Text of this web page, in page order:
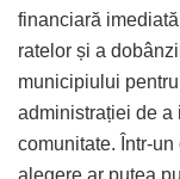
financiară
ratelor și a
municipiului
administrației de a
comunitate. Într-
alegere ar putea